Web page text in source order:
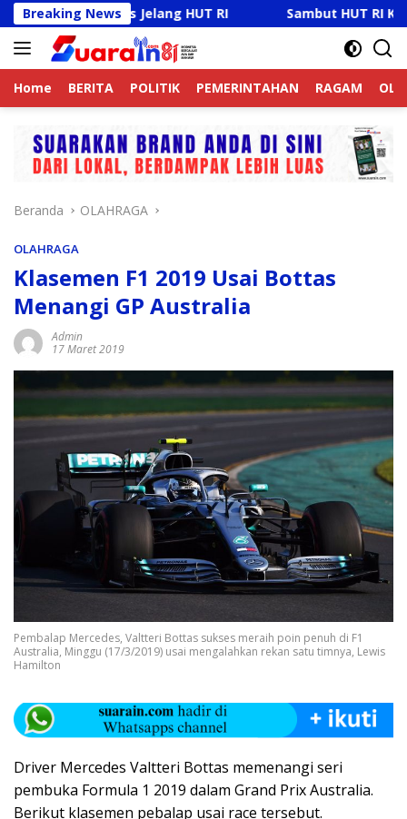
Langsung
ke
konten
Breaking News
Jelang HUT RI Sambut HUT RI Ke-81, Ricky
Home BERITA POLITIK PEMERINTAHAN RAGAM
Beranda OLAHRAGA
OLAHRAGA
Klasemen F1 2019 Usai Bottas
Menangi GP Australia
Admin
17 Maret 2019
Pembalap Mercedes, Valtteri Bottas sukses meraih poin penuh di F1
Australia, Minggu (17/3/2019) usai mengalahkan rekan satu timnya, Lewis
Hamilton
Driver Mercedes Valtteri Bottas memenangi seri
pembuka Formula 1 2019 dalam Grand Prix Australia.
Berikut klasemen pebalap usai race tersebut.